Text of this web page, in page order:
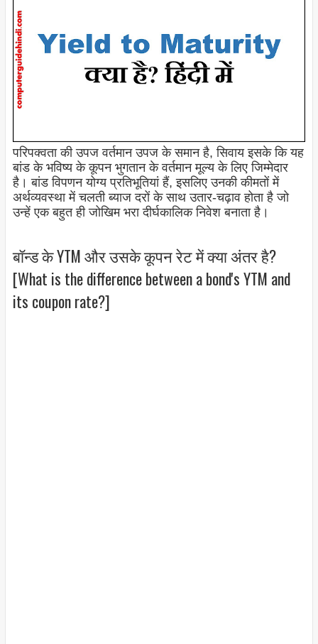
परिपक्वता की उपज वर्तमान उपज के समान है, सिवाय इसके कि यह
बांड के भविष्य के कूपन भुगतान के वर्तमान मूल्य के लिए जिम्मेदार
है। बांड विपणन योग्य प्रतिभूतियां हैं, इसलिए उनकी कीमतों में
अर्थव्यवस्था में चलती ब्याज दरों के साथ उतार-चढ़ाव होता है जो
उन्हें एक बहुत ही जोखिम भरा दीर्घकालिक निवेश बनाता है।
बॉन्ड के YTM और उसके कूपन रेट में क्या अंतर है?
[What is the difference between a bond's YTM and
its coupon rate?]